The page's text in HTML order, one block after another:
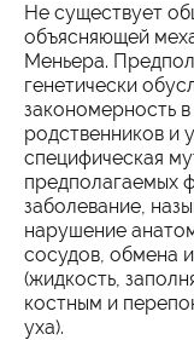
Не существует
объясняющей
Меньера.
генетически
закономерность в
родственников и
специфическая
предполагаемых
заболевание,
нарушение
сосудов, обмена
(жидкость,
костным и
уха).